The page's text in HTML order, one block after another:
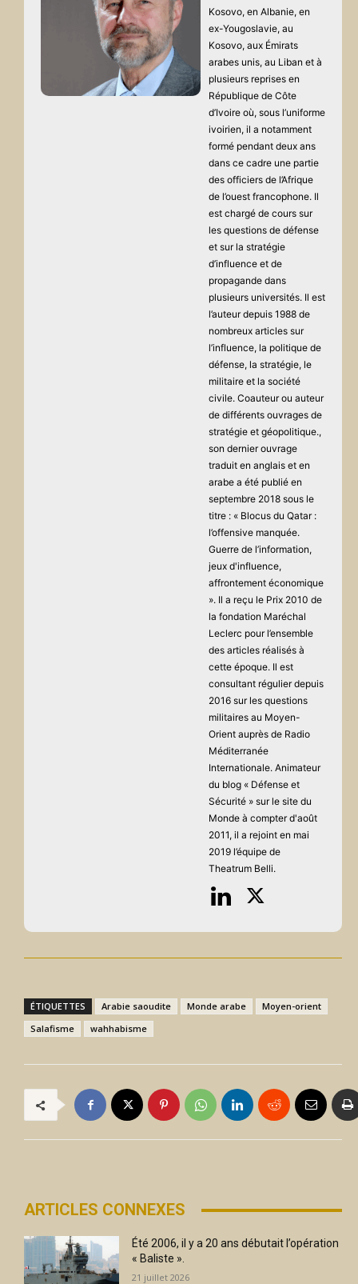
Kosovo, en Albanie, en
ex-Yougoslavie, au
Kosovo, aux Émirats
arabes unis, au Liban et à
plusieurs reprises en
République de Côte
d’Ivoire où, sous l’uniforme
ivoirien, il a notamment
formé pendant deux ans
dans ce cadre une partie
des officiers de l’Afrique
de l’ouest francophone. Il
est chargé de cours sur
les questions de défense
et sur la stratégie
d’influence et de
propagande dans
plusieurs universités. Il est
l’auteur depuis 1988 de
nombreux articles sur
l’influence, la politique de
défense, la stratégie, le
militaire et la société
civile. Coauteur ou auteur
de différents ouvrages de
stratégie et géopolitique.,
son dernier ouvrage
traduit en anglais et en
arabe a été publié en
septembre 2018 sous le
titre : « Blocus du Qatar :
l’offensive manquée.
Guerre de l’information,
jeux d'influence,
affrontement économique
». Il a reçu le Prix 2010 de
la fondation Maréchal
Leclerc pour l’ensemble
des articles réalisés à
cette époque. Il est
consultant régulier depuis
2016 sur les questions
militaires au Moyen-
Orient auprès de Radio
Méditerranée
Internationale. Animateur
du blog « Défense et
Sécurité » sur le site du
Monde à compter d'août
2011, il a rejoint en mai
2019 l’équipe de
Theatrum Belli.
ÉTIQUETTES Arabie saoudite Monde arabe
Moyen-orient
Salafisme
wahhabisme
ARTICLES CONNEXES
Été 2006, il y a 20 ans débutait l’opération
« Baliste ».
21 juillet 2026